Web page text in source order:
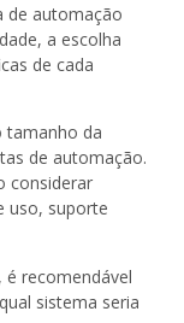
de automação
a escolha
de cada
tamanho da
de automação.
considerar
uso, suporte
recomendável
sistema seria